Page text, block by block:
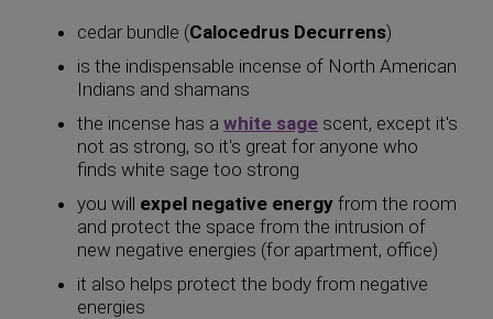
cedar bundle (Calocedrus Decurrens)
is the indispensable incense of North American
Indians and shamans
the incense has a white sage scent, except it's
not as strong, so it's great for anyone who
finds white sage too strong
you will expel negative energy from the room
and protect the space from the intrusion of
new negative energies (for apartment, office)
it also helps protect the body from negative
energies